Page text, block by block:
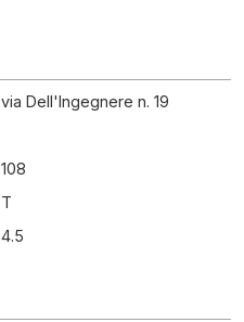
via Dell'Ingegnere n. 19
108
T
4.5